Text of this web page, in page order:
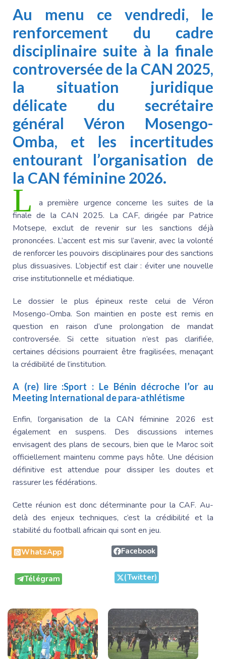
Au menu ce vendredi, le
renforcement du cadre
disciplinaire suite à la finale
controversée de la CAN 2025,
la situation juridique
délicate du secrétaire
général Véron Mosengo-
Omba, et les incertitudes
entourant l’organisation de
la CAN féminine 2026.
L
a première urgence concerne les suites de la
finale de la CAN 2025. La CAF, dirigée par Patrice
Motsepe, exclut de revenir sur les sanctions déjà
prononcées. L’accent est mis sur l’avenir, avec la volonté
de renforcer les pouvoirs disciplinaires pour des sanctions
plus dissuasives. L’objectif est clair : éviter une nouvelle
crise institutionnelle et médiatique.
Le dossier le plus épineux reste celui de Véron
Mosengo-Omba. Son maintien en poste est remis en
question en raison d’une prolongation de mandat
controversée. Si cette situation n’est pas clarifiée,
certaines décisions pourraient être fragilisées, menaçant
la crédibilité de l’institution.
A (re) lire :Sport : Le Bénin décroche l’or au
Meeting International de para-athlétisme
Enfin, l’organisation de la CAN féminine 2026 est
également en suspens. Des discussions internes
envisagent des plans de secours, bien que le Maroc soit
officiellement maintenu comme pays hôte. Une décision
définitive est attendue pour dissiper les doutes et
rassurer les fédérations.
Cette réunion est donc déterminante pour la CAF. Au-
delà des enjeux techniques, c’est la crédibilité et la
stabilité du football africain qui sont en jeu.
WhatsApp Facebook
(Twitter)
Télégram